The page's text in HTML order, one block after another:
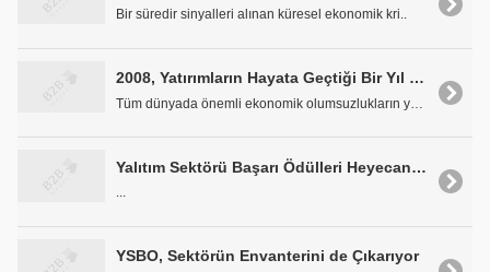
Bir süredir sinyalleri alınan küresel ekonomik kri..
2008, Yatırımların Hayata Geçtiği Bir Yıl Oldu
Yalıtım Sektörü Başarı Ödülleri Heyecanı Başlıyor
...
YSBO, Sektörün Envanterini de Çıkarıyor